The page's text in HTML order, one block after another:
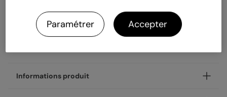
Livraison gratuite avec Popcarte+
Payez en 3 fois sans frais
Informations produit
Paramétrer Accepter